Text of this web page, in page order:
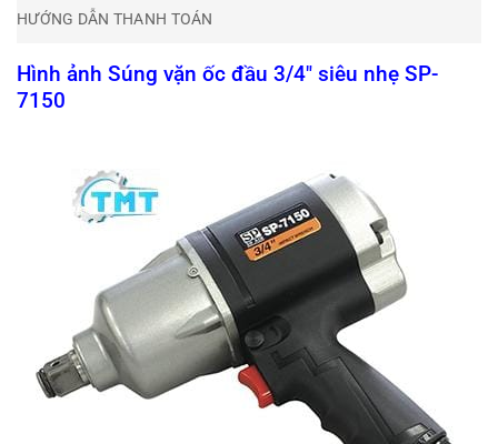
HƯỚNG DẪN THANH TOÁN
Hình ảnh Súng vặn ốc đầu 3/4″ siêu nhẹ SP-
7150